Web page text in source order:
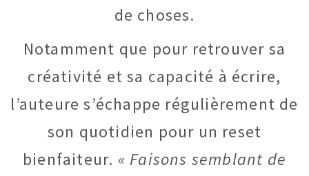
de choses.
Notamment que pour retrouver sa
créativité et sa capacité à écrire,
l’auteure s’échappe régulièrement de
son quotidien pour un reset
bienfaiteur. « Faisons semblant de